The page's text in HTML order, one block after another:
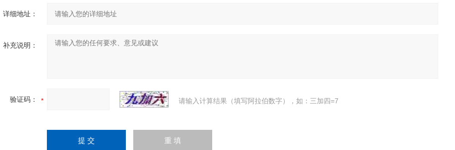
详细地址：
补充说明：
验证码： 请输入计算结果（填写阿拉伯数字），如：三加四=7